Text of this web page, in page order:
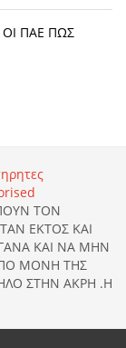
ΠΑΕ ΠΩΣ
ΤΟΝ
EKTOΣ ΚΑΙ
ΚΑΙ ΝΑ ΜΗΝ
ΜΟΝΗ ΤΗΣ
ΣΤΗΝ ΑΚΡΗ .Η